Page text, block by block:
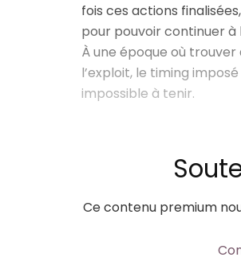
fois ces actions
pour pouvoir continuer à
À une époque où
l’exploit, le timing
impossible à tenir.
Ce contenu premium